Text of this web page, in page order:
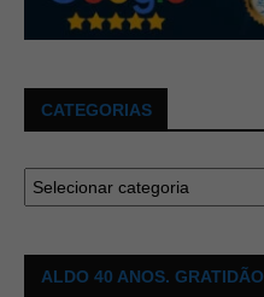
CATEGORIAS
ALDO 40 ANOS.